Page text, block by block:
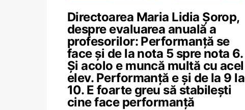
Directoarea Maria Lidia Șorop,
despre evaluarea anuală a
profesorilor: Performanță se
face și de la nota 5 spre nota 6.
Și acolo e muncă multă cu acel
elev. Performanță e și de la 9 la
10. E foarte greu să stabilești
cine face performanță